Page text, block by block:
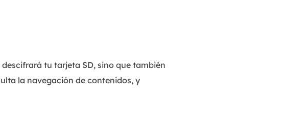
tu tarjeta SD, sino que también
la navegación de contenidos, y